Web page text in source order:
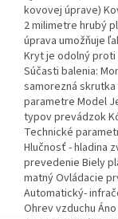
kovovej úprave)
2 milimetre hrubý
úprava umožňuje
Kryt je odolný
Súčasti balenia:
samorezná skrutka
parametre Model
typov prevádzok
Technické
Hlučnosť - hladina
prevedenie Biely
matný Ovládacie
Automatický-
Ohrev vzduchu